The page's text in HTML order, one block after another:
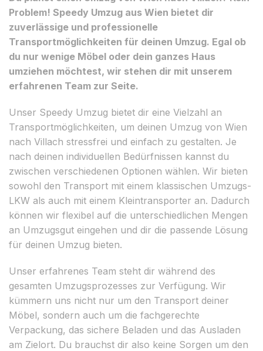
Problem! Speedy Umzug aus Wien bietet dir
zuverlässige und professionelle
Transportmöglichkeiten für deinen Umzug. Egal ob
du nur wenige Möbel oder dein ganzes Haus
umziehen möchtest, wir stehen dir mit unserem
erfahrenen Team zur Seite.
Unser Speedy Umzug bietet dir eine Vielzahl an
Transportmöglichkeiten, um deinen Umzug von Wien
nach Villach stressfrei und einfach zu gestalten. Je
nach deinen individuellen Bedürfnissen kannst du
zwischen verschiedenen Optionen wählen. Wir bieten
sowohl den Transport mit einem klassischen Umzugs-
LKW als auch mit einem Kleintransporter an. Dadurch
können wir flexibel auf die unterschiedlichen Mengen
an Umzugsgut eingehen und dir die passende Lösung
für deinen Umzug bieten.
Unser erfahrenes Team steht dir während des
gesamten Umzugsprozesses zur Verfügung. Wir
kümmern uns nicht nur um den Transport deiner
Möbel, sondern auch um die fachgerechte
Verpackung, das sichere Beladen und das Ausladen
am Zielort. Du brauchst dir also keine Sorgen um den